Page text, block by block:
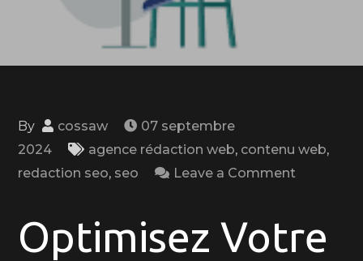
By cossaw
07 septembre
2024
agence rédaction web, contenu web,
redaction seo, seo Leave a Comment
Contenu
Optimisez Votre